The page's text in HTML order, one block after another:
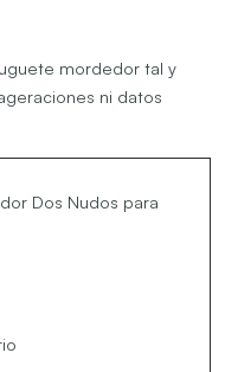
mordedor tal y
ni datos
Dos Nudos para